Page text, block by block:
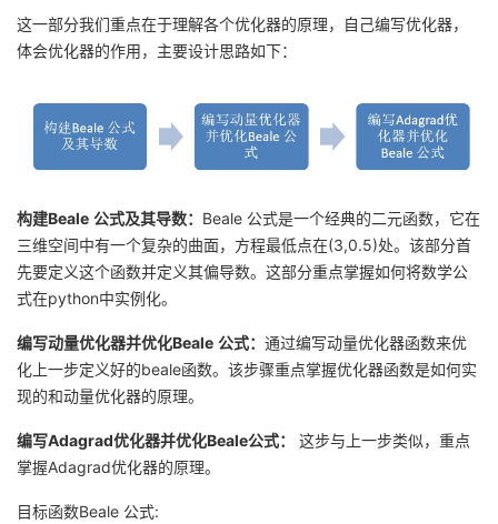
动
关
注
我
发
者
学
堂
我
的
我
我
Programs
的
支
持
我
的
技
我
的
这一部分我们重点在于理解各个优化器的原理，自己编写优化器，
体会优化器的作用，主要设计思路如下：
构建Beale 公式及其导数： Beale 公式是一个经典的二元函数，它在
三维空间中有一个复杂的曲面，方程最低点在(3,0.5)处。该部分首
先要定义这个函数并定义其偏导数。这部分重点掌握如何将数学公
式在python中实例化。
编写动量优化器并优化Beale 公式： 通过编写动量优化器函数来优
化上一步定义好的beale函数。该步骤重点掌握优化器函数是如何实
现的和动量优化器的原理。
编写Adagrad优化器并优化Beale公式：
这步与上一步类似，重点
掌握Adagrad优化器的原理。
目标函数Beale 公式: